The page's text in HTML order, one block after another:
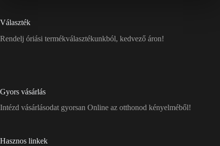
Választék
Rendelj óriási termékválasztékunkból, kedvező áron!
Gyors vásárlás
Intézd vásárlásodat gyorsan Online az otthonod kényelméből!
Hasznos linkek